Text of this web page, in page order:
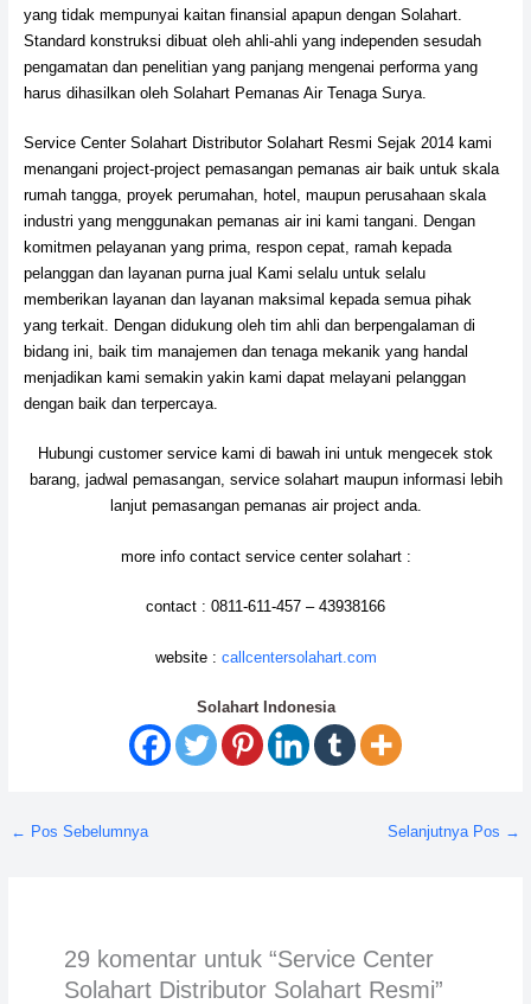
yang tidak mempunyai kaitan finansial apapun dengan Solahart.
Standard konstruksi dibuat oleh ahli-ahli yang independen sesudah
pengamatan dan penelitian yang panjang mengenai performa yang
harus dihasilkan oleh Solahart Pemanas Air Tenaga Surya.
Service Center Solahart Distributor Solahart Resmi Sejak 2014 kami
menangani project-project pemasangan pemanas air baik untuk skala
rumah tangga, proyek perumahan, hotel, maupun perusahaan skala
industri yang menggunakan pemanas air ini kami tangani. Dengan
komitmen pelayanan yang prima, respon cepat, ramah kepada
pelanggan dan layanan purna jual Kami selalu untuk selalu
memberikan layanan dan layanan maksimal kepada semua pihak
yang terkait. Dengan didukung oleh tim ahli dan berpengalaman di
bidang ini, baik tim manajemen dan tenaga mekanik yang handal
menjadikan kami semakin yakin kami dapat melayani pelanggan
dengan baik dan terpercaya.
Hubungi customer service kami di bawah ini untuk mengecek stok
barang, jadwal pemasangan, service solahart maupun informasi lebih
lanjut pemasangan pemanas air project anda.
more info contact service center solahart :
contact : 0811-611-457 – 43938166
website : callcentersolahart.com
Solahart Indonesia
← Pos Sebelumnya Selanjutnya Pos →
29 komentar untuk “Service Center
Solahart Distributor Solahart Resmi”